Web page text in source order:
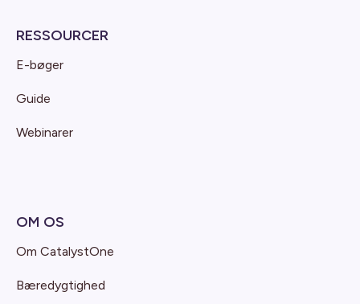
RESSOURCER
E-bøger
Guide
Webinarer
OM OS
Om CatalystOne
Bæredygtighed